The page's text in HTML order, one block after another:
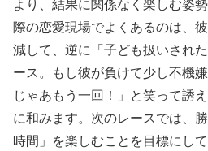
より、結果に関係なく楽しむ姿
際の恋愛現場でよくあるのは、
減して、逆に「子ども扱いされ
ース。もし彼が負けて少し不機
じゃあもう一回！」と笑って誘
に和みます。次のレースでは、
時間」を楽しむことを目標にして